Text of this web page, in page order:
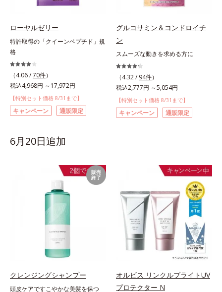
ローヤルゼリー
特許取得の「クイーンペプチド」規
格
（4.06 /70件）
税込4,968円 ～17,972円
【特別セット価格 8/31まで】
キャンペーン 通販限定
グルコサミン＆コンドロイチ
ン
スムーズな動きを求める方に
（4.32 / 94件）
税込2,777円 ～5,054円
【特別セット価格 8/31まで】
キャンペーン 通販限定
6月20日追加
販売
終了
クレンジングシャンプー
頭皮ケアですこやかな美髪を保つ
オルビス リンクルブライトUV
プロテクター N